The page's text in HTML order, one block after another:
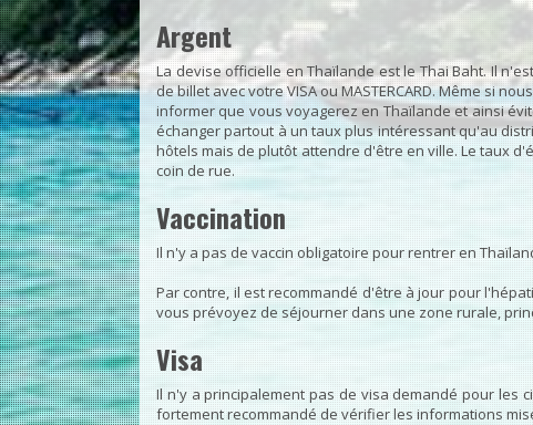
Argent
La devise officielle en Thaïlande est le Thai Baht. Il
de billet avec votre VISA ou MASTERCARD. Même si
informer que vous voyagerez en Thaïlande et ainsi
échanger partout à un taux plus intéressant qu'au
hôtels mais de plutôt attendre d'être en ville. Le taux
coin de rue.
Vaccination
Il n'y a pas de vaccin obligatoire pour rentrer en
Par contre, il est recommandé d'être à jour pour
vous prévoyez de séjourner dans une zone rurale,
Visa
Il n'y a principalement pas de visa demandé pour les
fortement recommandé de vérifier les informations